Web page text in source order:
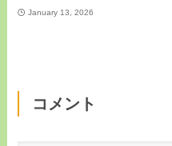
January 13, 2026
コメント